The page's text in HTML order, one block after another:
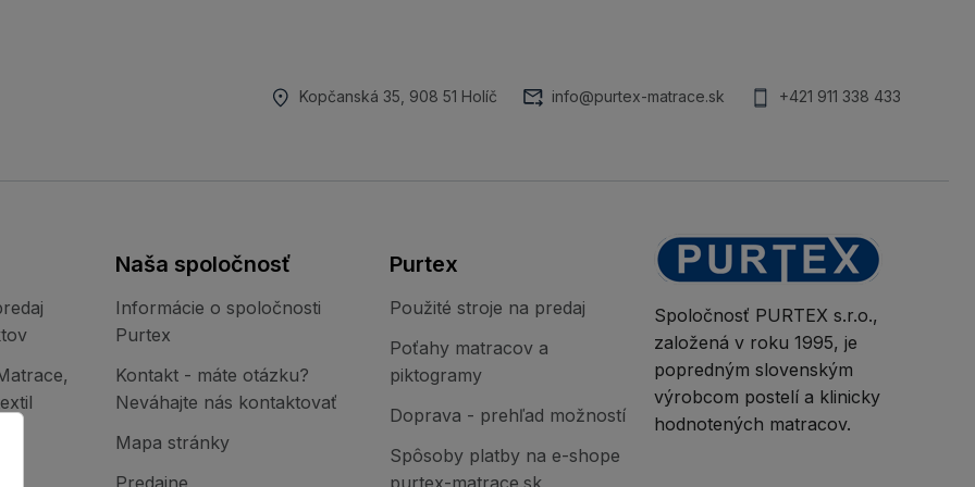
Kopčanská 35, 908 51 Holíč info@purtex-matrace.sk +421 911 338 433
Naša spoločnosť
Informácie o spoločnosti
Purtex
Kontakt - máte otázku?
Neváhajte nás kontaktovať
Mapa stránky
Predajne
Purtex
Použité stroje na predaj
Poťahy matracov a
piktogramy
Doprava - prehľad možností
Spôsoby platby na e-shope
purtex-matrace.sk
Spoločnosť PURTEX s.r.o.,
založená v roku 1995, je
popredným slovenským
výrobcom postelí a klinicky
hodnotených matracov.